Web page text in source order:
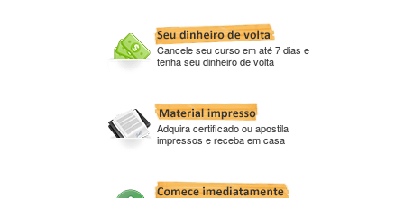
Cancele seu curso em até 7 dias e
tenha seu dinheiro de volta
Adquira certificado ou apostila
impressos e receba em casa